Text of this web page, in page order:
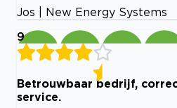
Jos | New Energy Systems
9
Betrouwbaar bedrijf,
service.